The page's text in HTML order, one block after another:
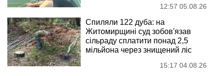
12:57 05.08.26
Спиляли 122 дуба: на
Житомирщині суд зобов'язав
сільраду сплатити понад 2,5
мільйона через знищений ліс
15:17 04.08.26